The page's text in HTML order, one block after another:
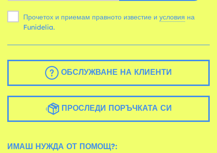
Прочетох и приемам правното известие и условия
Funidelia.
ОБСЛУЖВАНЕ НА КЛИЕНТИ
ПРОСЛЕДИ ПОРЪЧКАТА СИ
ИМАШ НУЖДА ОТ ПОМОЩ?: